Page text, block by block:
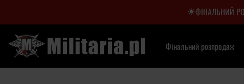
ФІНАЛЬНИЙ
Фінальний розпродаж